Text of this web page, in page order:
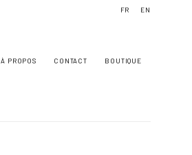
À PROPOS CONTACT BOUTIQUE
FR EN